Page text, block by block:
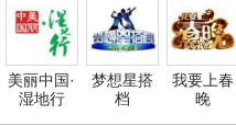
美丽中国·
湿地行
梦想星搭
档
我要上春
晚